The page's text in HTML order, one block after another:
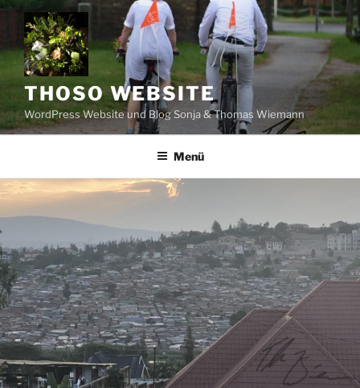
Zum
Inhalt
springen
THOSO WEBSITE
WordPress Website und Blog Sonja & Thomas Wiemann
Menü